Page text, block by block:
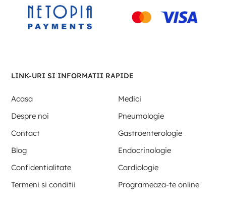
LINK-URI SI INFORMATII RAPIDE
Acasa
Medici
Despre noi
Pneumologie
Contact
Gastroenterologie
Blog
Endocrinologie
Confidentialitate
Cardiologie
Termeni si conditii
Programeaza-te online